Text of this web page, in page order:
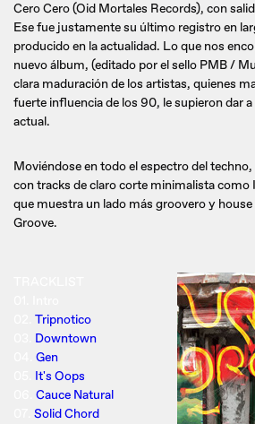
Cero Cero (Oid Mortales Records), con
Ese fue justamente su último registro en
producido en la actualidad. Lo que nos
nuevo álbum, (editado por el sello PMB /
clara maduración de los artistas, quienes
fuerte influencia de los 90, le supieron dar
actual.
Moviéndose en todo el espectro del
con tracks de claro corte minimalista como
que muestra un lado más groovero y
Groove.
Tripnotico
Downtown
Gen
It's Oops
Cauce Natural
Solid Chord